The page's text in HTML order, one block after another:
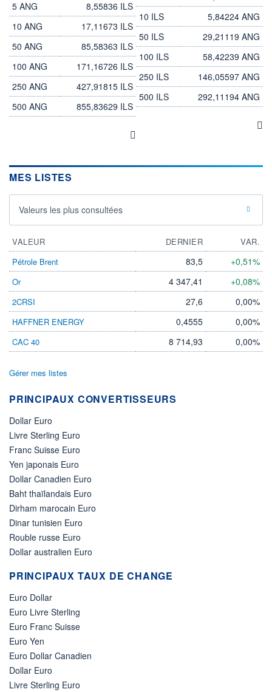
5 ANG
8,55836 ILS
10 ANG
17,11673 ILS
50 ANG
85,58363 ILS
100 ANG
171,16726 ILS
250 ANG
427,91815 ILS
500 ANG
855,83629 ILS
10 ILS
5,84224 ANG
50 ILS
29,21119 ANG
100 ILS
58,42239 ANG
250 ILS
146,05597 ANG
500 ILS
292,11194 ANG
MES LISTES
Valeurs les plus consultées
VALEUR DERNIER
VAR.
Pétrole Brent
83,5 +0,51%
Or 4 347,41 +0,08%
2CRSI 27,6 0,00%
HAFFNER ENERGY 0,4555 0,00%
CAC 40 8 714,93 0,00%
Gérer mes listes
PRINCIPAUX CONVERTISSEURS
Dollar Euro
Livre Sterling Euro
Franc Suisse Euro
Yen japonais Euro
Dollar Canadien Euro
Baht thaïlandais Euro
Dirham marocain Euro
Dinar tunisien Euro
Rouble russe Euro
Dollar australien Euro
PRINCIPAUX TAUX DE CHANGE
Euro Dollar
Euro Livre Sterling
Euro Franc Suisse
Euro Yen
Euro Dollar Canadien
Dollar Euro
Livre Sterling Euro